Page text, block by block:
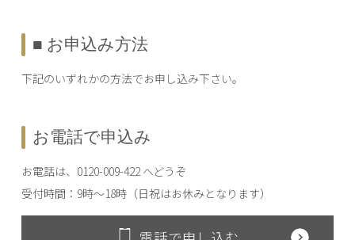
■ お申込み方法
下記のいずれかの方法でお申し込み下さい。
お電話で申込み
お電話は、0120-009-422 へどうぞ
受付時間：9時～18時（日祝はお休みとなります）